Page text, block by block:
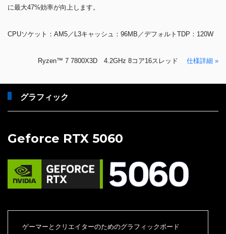
に最大47%効率が向上します。
CPUソケット：AM5／L3キャッシュ：96MB／デフォルトTDP：120W
Ryzen™ 7 7800X3D 4.2GHz 8コア16スレッド 仕様詳細 »
グラフィック
Geforce RTX 5060
ゲーマーとクリエイターのためのグラフィックボード